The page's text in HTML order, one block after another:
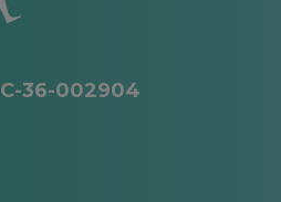
C-36-002904